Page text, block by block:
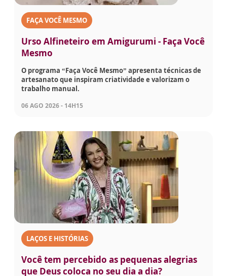
FAÇA VOCÊ MESMO
Urso Alfineteiro em Amigurumi - Faça Você
Mesmo
O programa “Faça Você Mesmo” apresenta técnicas de
artesanato que inspiram criatividade e valorizam o
trabalho manual.
06 AGO 2026 - 14H15
LAÇOS E HISTÓRIAS
Você tem percebido as pequenas alegrias
que Deus coloca no seu dia a dia?